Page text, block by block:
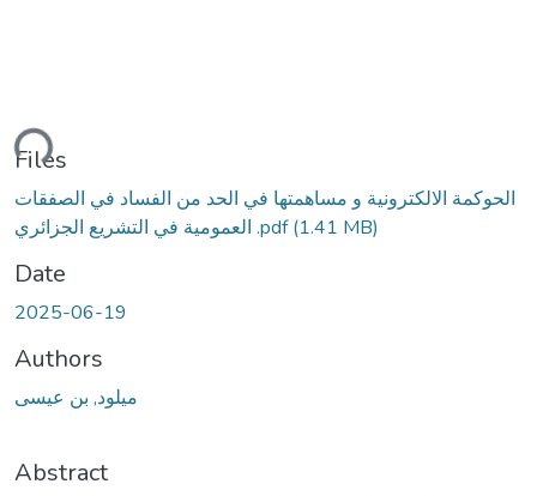
Files
الحوكمة الالكترونية و مساهمتها في الحد من الفساد في الصفقات
العمومية في التشريع الجزائري .pdf(1.41 MB)
Date
2025-06-19
Authors
ميلود, بن عيسى
Abstract